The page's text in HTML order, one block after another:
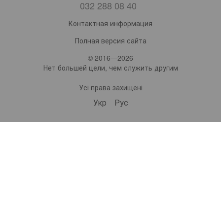
032 288 08 40
Контактная информация
Полная версия сайта
© 2016—2026
Нет большей цели, чем служить другим
Усі права захищені
Укр Рус